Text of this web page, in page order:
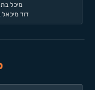
מיכל בת
דוד מיכאל